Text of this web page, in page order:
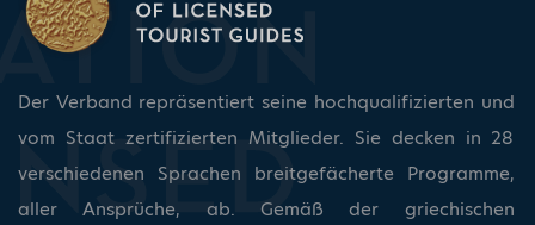
Der Verband repräsentiert seine hochqualifizierten und
vom Staat zertifizierten Mitglieder. Sie decken in 28
verschiedenen Sprachen breitgefächerte Programme,
aller Ansprüche, ab. Gemäß der griechischen